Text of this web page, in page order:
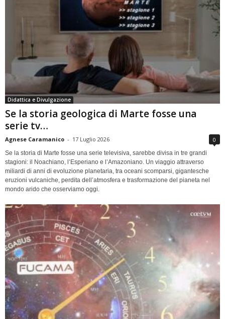
Didattica e Divulgazione
Se la storia geologica di Marte fosse una
serie tv…
Agnese Caramanico - 17 Luglio 2026 0
Se la storia di Marte fosse una serie televisiva, sarebbe divisa in tre grandi
stagioni: il Noachiano, l’Esperiano e l’Amazoniano. Un viaggio attraverso
miliardi di anni di evoluzione planetaria, tra oceani scomparsi, gigantesche
eruzioni vulcaniche, perdita dell’atmosfera e trasformazione del pianeta nel
mondo arido che osserviamo oggi.